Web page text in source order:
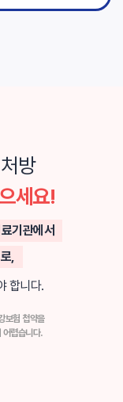
방
세요!
기관에서
,
합니다.
보험 첩약을
어렵습니다.